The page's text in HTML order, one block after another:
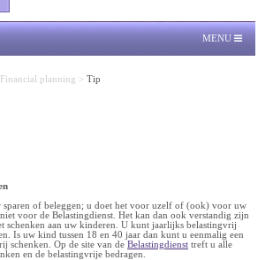
MENU
Financial planning > Tip
sparen of beleggen; u doet het voor uzelf of (ook) voor uw
voor de Belastingdienst. Het kan dan ook verstandig zijn
schenken aan uw kinderen. U kunt jaarlijks belastingvrij
Is uw kind tussen 18 en 40 jaar dan kunt u eenmalig een
schenken. Op de site van de Belastingdienst treft u alle
en de belastingvrije bedragen.